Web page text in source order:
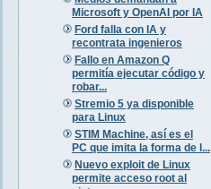
Microsoft y OpenAI por IA
Ford falla con IA y
recontrata ingenieros
Fallo en Amazon Q
permitía ejecutar código y
robar...
Stremio 5 ya disponible
para Linux
STIM Machine, así es el
PC que imita la forma de l...
Nuevo exploit de Linux
permite acceso root al